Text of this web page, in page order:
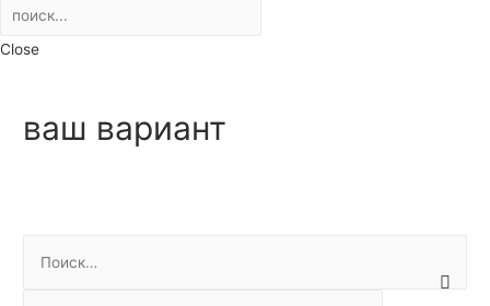
Close
ваш вариант